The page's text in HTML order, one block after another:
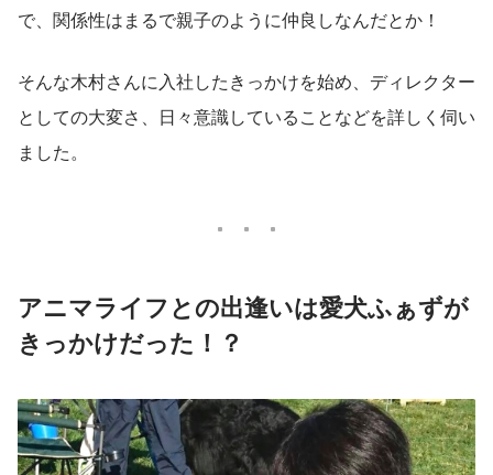
で、関係性はまるで親子のように仲良しなんだとか！
そんな木村さんに入社したきっかけを始め、ディレクター
としての大変さ、日々意識していることなどを詳しく伺い
ました。
アニマライフとの出逢いは愛犬ふぁずが
きっかけだった！？